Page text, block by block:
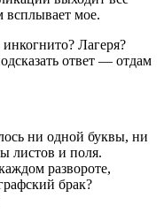
всплывает мое.
Лагеря?
ответ — отдам
ни одной буквы, ни
листов и поля.
развороте,
брак?